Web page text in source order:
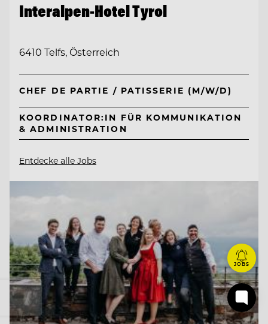
Interalpen-Hotel Tyrol
6410 Telfs, Österreich
CHEF DE PARTIE / PATISSERIE (M/W/D)
KOORDINATOR:IN FÜR KOMMUNIKATION
& ADMINISTRATION
Entdecke alle Jobs
JOBS